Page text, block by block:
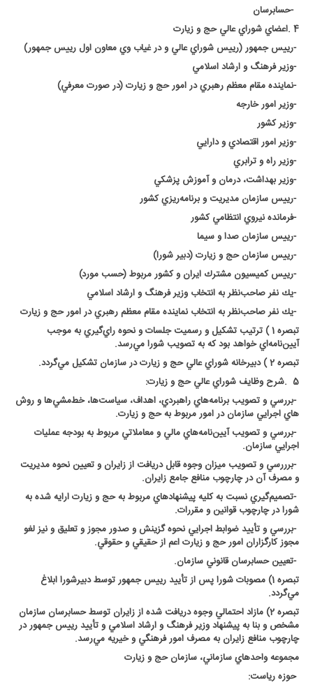
-حسابرسان
4
.اعضاي شوراي عالي حج و زيارت
-رييس جمهور (رييس شوراي عالي و در غياب وي معاون اول رييس جمهور)
-وزير فرهنگ و ارشاد اسلامي
-نماينده مقام معظم رهبري در امور حج و زيارت (در صورت معرفي)
-وزير امور خارجه
-وزير كشور
-وزير امور اقتصادي و دارايي
-وزير راه و ترابري
-وزير بهداشت، درمان و آموزش پزشكي
-رييس سازمان مديريت و برنامه‌ريزي كشور
-فرمانده نيروي انتظامي كشور
-رييس سازمان صدا و سيما
-رييس سازمان حج و زيارت (دبير شورا)
-رييس كميسيون مشترك ايران و كشور مربوط (حسب مورد)
-يك نفر صاحب‌نظر به انتخاب وزير فرهنگ و ارشاد اسلامي
-يك نفر صاحب‌نظر به انتخاب نماينده مقام معظم رهبري در امور حج و زيارت
تبصره 1 ) ترتيب تشكيل و رسميت جلسات و نحوه راي‌گيري به موجب
آيين‌نامه‌اي خواهد بود كه به تصويب شورا مي‌رسد.
تبصره 2 ) دبيرخانه شوراي عالي حج و زيارت در سازمان تشكيل مي‌گردد
.
5
.شرح وظايف شوراي عالي حج و زيارت:
-بررسي و تصويب برنامه‌هاي راهبردي، اهداف، سياست‌ها، خط‌مشي‌ها و روش
هاي اجرايي سازمان در امور مربوط به حج و زيارت.
-بررسي و تصويب آيين‌نامه‌هاي مالي و معاملاتي مربوط به بودجه عمليات
اجرايي سازمان.
-برررسي و تصويب ميزان وجوه قابل دريافت از زايران و تعيين نحوه مديريت
و مصرف آن در چارچوب منافع جامع زايران.
-تصميم‌گيري نسبت به كليه پيشنهادهاي مربوط به حج و زيارت ارايه شده به
شورا در چارچوب قوانين و مقررات.
-بررسي و تأييد ضوابط اجرايي نحوه گزينش و صدور مجوز و تعليق و نيز لغو
مجوز كارگزاران امور حج و زيارت اعم از حقيقي و حقوقي.
-تعيين حسابرسان قانوني سازمان.
تبصره 1) مصوبات شورا پس از تأييد رييس جمهور توسط دبيرشورا ابلاغ
مي‌گردد.
تبصره 2) مازاد احتمالي وجوه دريافت شده از زايران توسط حسابرسان سازمان
مشخص و بنا به پيشنهاد وزير فرهنگ و ارشاد اسلامي و تأييد رييس جمهور در
چارچوب منافع زايران به مصرف امور فرهنگي و خيريه مي‌رسد.
مجموعه واحدهاي سازماني، سازمان حج و زيارت
حوزه رياست: